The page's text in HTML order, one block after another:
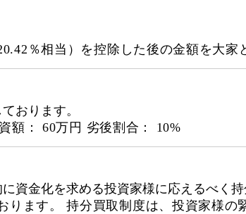
％相当）を控除した後の金額を大家
おります。
額： 60万円 劣後割合： 10%
資金化を求める投資家様に応えるべく持
ります。 持分買取制度は、投資家様の